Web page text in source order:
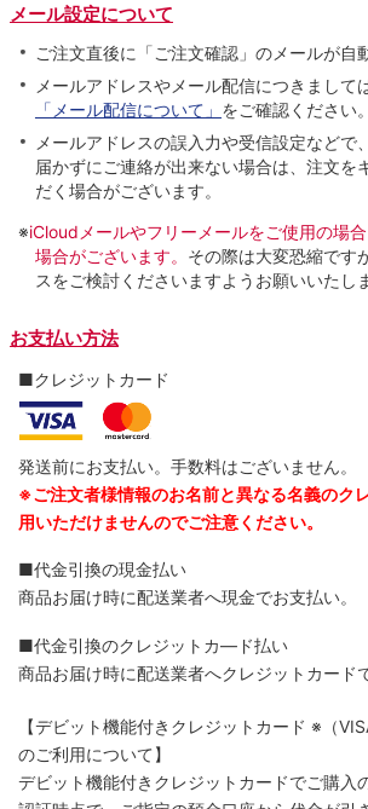
メール設定について
ご注文直後に「ご注文確認」のメールが自
メールアドレスやメール配信につきまして
「メール配信について」 をご確認ください。
メールアドレスの誤入力や受信設定などで
届かずにご連絡が出来ない場合は、注文を
だく場合がございます。
※iCloudメールやフリーメールをご使用の場
場合がございます。 その際は大変恐縮です
スをご検討くださいますようお願いいたし
お支払い方法
■クレジットカード
発送前にお支払い。手数料はございません。
※ご注文者様情報のお名前と異なる名義のク
用いただけませんのでご注意ください。
■代金引換の現金払い
商品お届け時に配送業者へ現金でお支払い。
■代金引換のクレジットカ―ド払い
商品お届け時に配送業者へクレジットカード
【デビット機能付きクレジットカード ※（
のご利用について】
デビット機能付きクレジットカードでご購入